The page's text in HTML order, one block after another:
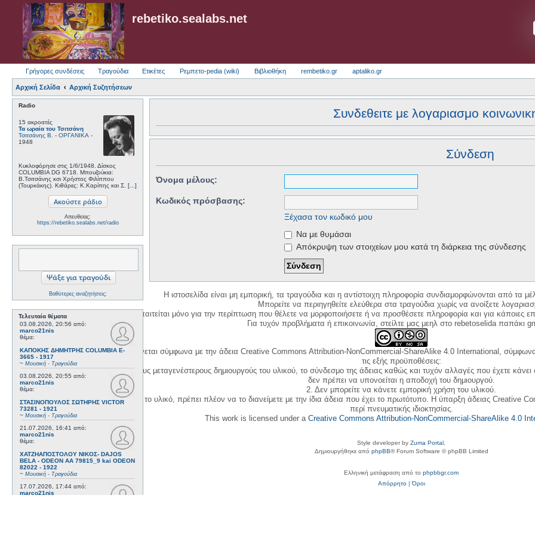
rebetiko.sealabs.net
Γρήγορες συνδέσεις Τραγούδια Ετικέτες Ρεμπετο-pedia (wiki) Βιβλιοθήκη rembetiko.gr aptaliko.gr
Αρχική Σελίδα Αρχική Συζητήσεων
Radio
15 ακροατές
Τα ωραία του Τσιτσάνη
Τσιτσάνης Β.
- ΟΡΓΑΝΙΚΑ -
1948
Κυκλοφόρησε στις 1/6/1948. Δίσκος
COLUMBIA DG 6718. Μπουζούκια:
Β.Τσιτσάνης κσι Χρήστος Φιλίππου
(Τουρκάκης). Κιθάρες: Κ.Καρίπης και Σ. [...]
Απευθείας:
https://rebetiko.sealabs.net/radio
Βαθύτερες αναζητήσεις;
Τελευταία θέματα
03.08.2026, 20:56 από:
marco21nis
θέμα:
ΚΑΠΟΚΗΣ ΔΗΜΗΤΡΗΣ COLUMBIA E-
3665 - 1917
~ Μουσική - Τραγούδια
03.08.2026, 20:55 από:
marco21nis
θέμα:
ΣΤΑΣΙΝΟΠΟΥΛΟΣ ΣΩΤΗΡΗΣ VICTOR
73281 - 1921
~ Μουσική - Τραγούδια
21.07.2026, 16:41 από:
marco21nis
θέμα:
ΧΑΤΖΗΑΠΟΣΤΟΛΟΥ ΝΙΚΟΣ- DAJOS
BELA - ODEON AA 79815_9 kai ODEON
82022 - 1922
~ Μουσική - Τραγούδια
17.07.2026, 17:44 από:
marco21nis
Συνδεθειτε με λογαριασμο
Σύνδεση
Όνομα μέλους:
Κωδικός πρόσβασης:
Ξέχασα τον κωδικό μου
Να με θυμάσαι
Απόκρυψη των στοιχείων μου κατά τη διάρκεια της σύνδεσης
Η ιστοσελίδα είναι μη εμπορική, τα τραγούδια και η αντίστοιχη πληροφορία συνδιαμορφώνονται από τα
Μπορείτε να περιηγηθείτε ελεύθερα στα τραγούδια χωρίς να ανοίξετε
Η δημιουργία λογαριασμού απαιτείται μόνο για την περίπτωση που θέλετε να μορφοποιήσετε ή να προσθέσετε πληροφορία και για κάποιες
Για τυχόν προβλήματα ή επικοινωνία, στείλτε μας μεηλ στο rebetoselida παπάκι
Η χρήση του υλικού της σελίδας γίνεται σύμφωνα με την άδεια Creative Commons Attribution-NonCommercial-ShareAlike 4.0 International, σύμφωνα
τις εξής προϋποθέσεις:
1. Να αναφέρετε τον αρχικό και τους μεταγενέστερους δημιουργούς του υλικού, το σύνδεσμο της άδειας καθώς και τυχόν αλλαγές που έχετε
δεν πρέπει να υπονοείται η αποδοχή του δημιουργού.
2. Δεν μπορείτε να κάνετε εμπορική χρήση του υλικού.
3. Αν διασκευάσετε με κάθε τρόπο το υλικό, πρέπει πλέον να το διανείμετε με την ίδια άδεια που έχει το πρωτότυπο. Η ύπαρξη άδειας Creative
περί πνευματικής ιδιοκτησίας.
This work is licensed under a Creative Commons Attribution-NonCommercial-ShareAlike 4.0
Style developer by Zuma Portal
Δημιουργήθηκε από phpBB® Forum Software © phpBB Limited
Ελληνική μετάφραση από το phpbbgr.com
Απόρρητο|Όροι